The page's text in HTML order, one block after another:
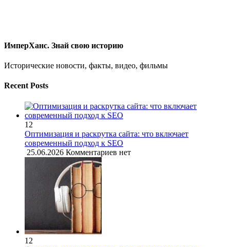
ИмперХанс. Знай свою историю
Исторические новости, факты, видео, фильмы
Recent Posts
12
Оптимизация и раскрутка сайта: что включает
современный подход к SEO
25.06.2026 Комментариев нет
12